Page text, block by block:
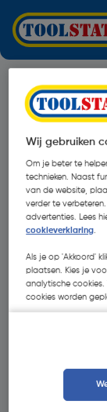
Wij gebruiken
Om je beter te
technieken. Naast
van de website,
verder te
advertenties. Lees
cookieverklaring.
Als je op 'Akkoord'
plaatsen. Kies je
analytische cookies.
cookies worden